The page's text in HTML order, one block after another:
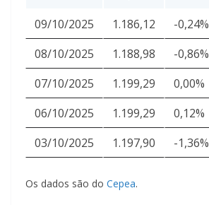
09/10/2025
1.186,12 -0,24%
08/10/2025
1.188,98 -0,86%
07/10/2025
1.199,29 0,00%
06/10/2025
1.199,29 0,12%
03/10/2025
1.197,90 -1,36%
Os dados são do Cepea.